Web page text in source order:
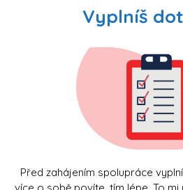
Vyplníš
Před zahájením spolupráce